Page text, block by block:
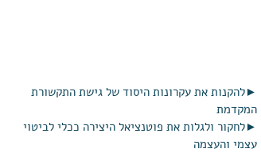
►להקנות את עקרונות היסוד של גישת התקשורת
המקדמת
►לחקור ולגלות את פוטנציאל היצירה ככלי לביטוי
עצמי והעצמה